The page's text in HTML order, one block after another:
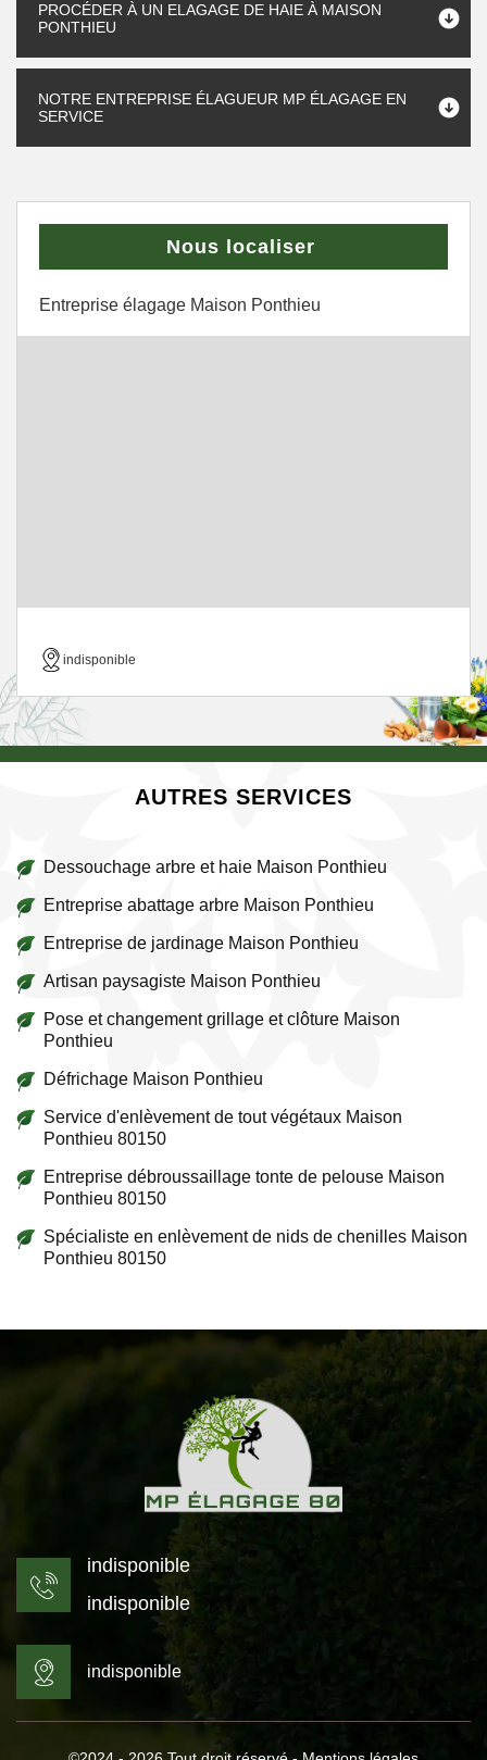
PROCÉDER À UN ELAGAGE DE HAIE À MAISON
PONTHIEU
NOTRE ENTREPRISE ÉLAGUEUR MP ÉLAGAGE EN
SERVICE
Nous localiser
Entreprise élagage Maison Ponthieu
indisponible
AUTRES SERVICES
Dessouchage arbre et haie Maison Ponthieu
Entreprise abattage arbre Maison Ponthieu
Entreprise de jardinage Maison Ponthieu
Artisan paysagiste Maison Ponthieu
Pose et changement grillage et clôture Maison
Ponthieu
Défrichage Maison Ponthieu
Service d'enlèvement de tout végétaux Maison
Ponthieu 80150
Entreprise débroussaillage tonte de pelouse Maison
Ponthieu 80150
Spécialiste en enlèvement de nids de chenilles Maison
Ponthieu 80150
indisponible
indisponible
indisponible